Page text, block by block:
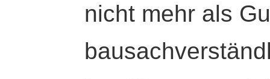
nicht mehr als